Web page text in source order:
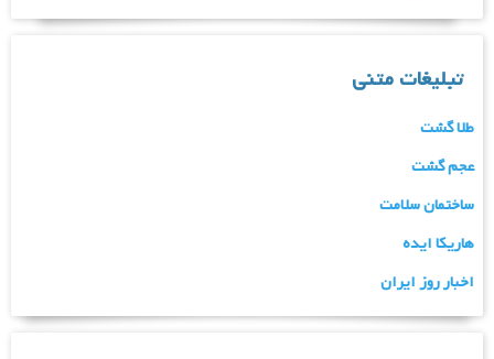
تبلیغات متنی
طلا گشت
عجم گشت
ساختمان سلامت
هاریکا ایده
اخبار روز ایران